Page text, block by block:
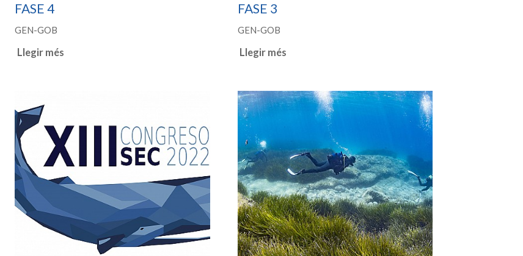
FASE 4
GEN-GOB
Llegir més
FASE 3
GEN-GOB
Llegir més